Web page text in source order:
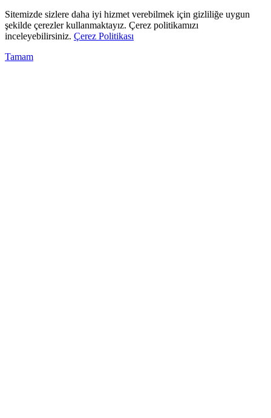
Sitemizde sizlere daha iyi hizmet verebilmek için gizliliğe uygun
şekilde çerezler kullanmaktayız. Çerez politikamızı
inceleyebilirsiniz. Çerez Politikası
Tamam